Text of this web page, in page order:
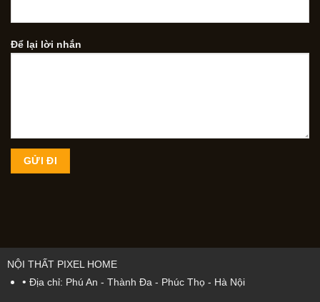
Để lại lời nhắn
NỘI THẤT PIXEL HOME
• Địa chỉ: Phú An - Thành Đa - Phúc Thọ - Hà Nội